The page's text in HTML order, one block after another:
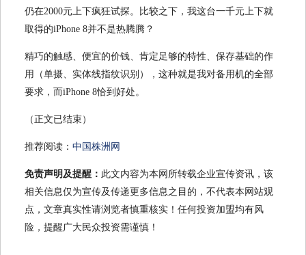
仍在2000元上下疯狂试探。比较之下，我这台一千元上下就
取得的iPhone 8并不是热腾腾？
精巧的触感、便宜的价钱、肯定足够的特性、保存基础的作
用（单摄、实体线指纹识别），这种就是我对备用机的全部
要求，而iPhone 8恰到好处。
（正文已结束）
推荐阅读： 中国株洲网
免责声明及提醒： 此文内容为本网所转载企业宣传资讯，该
相关信息仅为宣传及传递更多信息之目的，不代表本网站观
点，文章真实性请浏览者慎重核实！任何投资加盟均有风
险，提醒广大民众投资需谨慎！